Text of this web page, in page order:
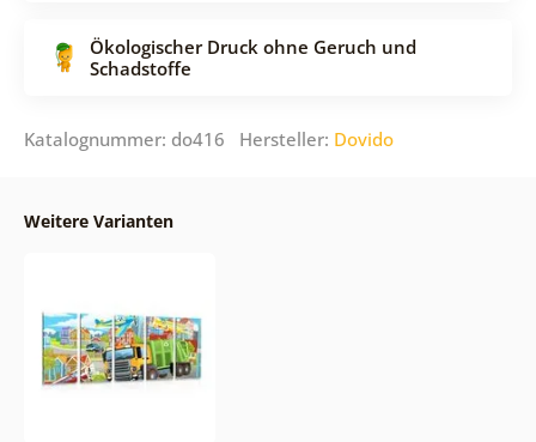
Ökologischer Druck ohne Geruch und
Schadstoffe
Katalognummer: do416 Hersteller: Dovido
Weitere Varianten